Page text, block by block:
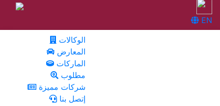
EN
الوكالات
المعارض
الماركات
مطلوب
شركات مميزة
إتصل بنا